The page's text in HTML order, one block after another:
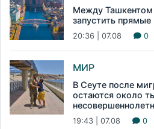
Между
запустить прямые
20:36 | 07.08 0
МИР
В Сеуте после
остаются около
19:43 | 07.08 0